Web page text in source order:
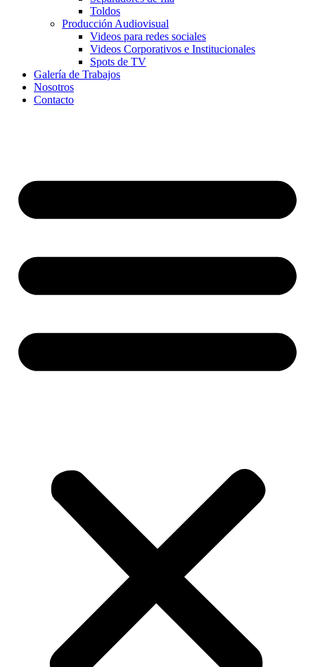
Toldos
Producción Audiovisual
Videos para redes sociales
Videos Corporativos e Institucionales
Spots de TV
Galería de Trabajos
Nosotros
Contacto